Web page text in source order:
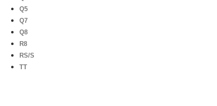
Q5
Q7
Q8
R8
RS/S
TT